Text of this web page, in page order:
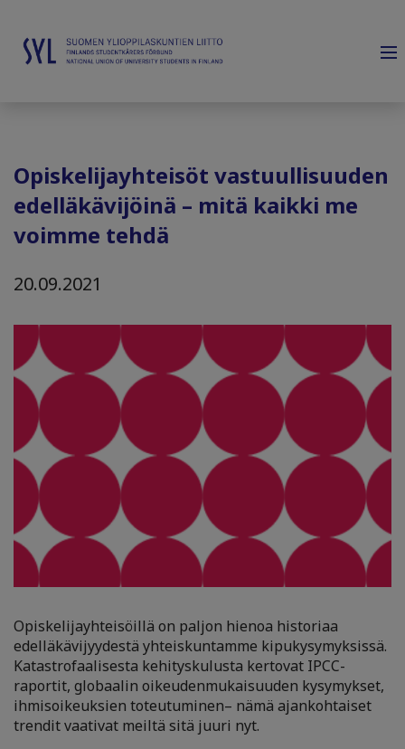
Opiskelijayhteisöt vastuullisuuden
edelläkävijöinä – mitä kaikki me
voimme tehdä
20.09.2021
Opiskelijayhteisöillä on paljon hienoa historiaa
edelläkävijyydestä yhteiskuntamme kipukysymyksissä.
Katastrofaalisesta kehityskulusta kertovat IPCC-
raportit, globaalin oikeudenmukaisuuden kysymykset,
ihmisoikeuksien toteutuminen– nämä ajankohtaiset
trendit vaativat meiltä sitä juuri nyt.